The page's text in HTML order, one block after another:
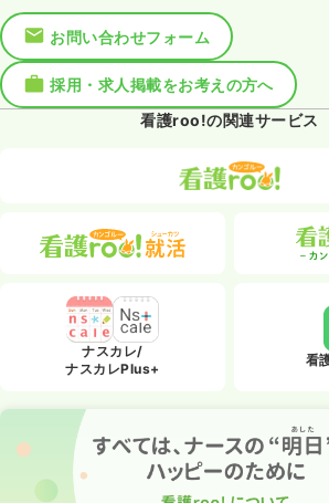
お問い合わせフォーム
採用・求人掲載をお考えの方へ
看護roo!の関連サービス
ナスカレ/
ナスカレPlus+
看